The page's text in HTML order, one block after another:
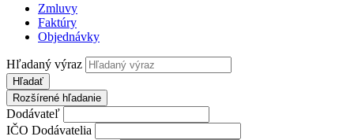
Zmluvy
Faktúry
Objednávky
Hľadaný výraz
Hľadať
Rozšírené hľadanie
Dodávateľ
IČO Dodávatelia